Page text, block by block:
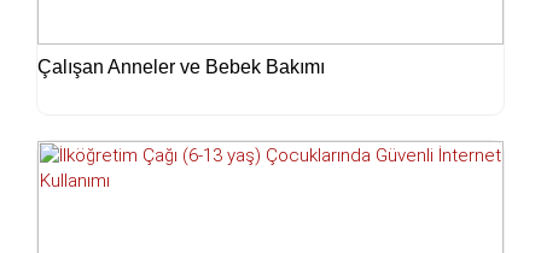
Çalışan Anneler ve Bebek Bakımı